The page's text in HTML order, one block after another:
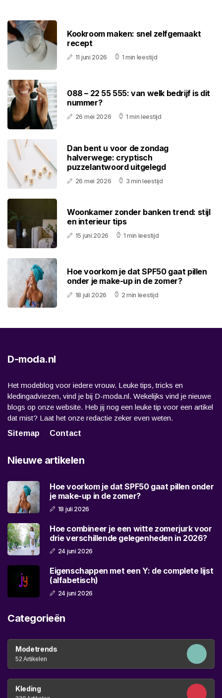
Kookroom maken: snel zelfgemaakt
recept
11 juni 2026 1 min leestijd
088 – 22 55 555: van welk bedrijf is dit
nummer?
26 mei 2026 1 min leestijd
Dan bent u voor de zondag
halverwege: cryptisch
puzzelantwoord uitgelegd
26 mei 2026 3 min leestijd
Woonkamer zonder banken trend: stijl
en interieur tips
15 juni 2026 1 min leestijd
Hoe voorkom je dat SPF50 gaat pillen
onder je make-up in de zomer?
18 juli 2026 2 min leestijd
D-moda.nl
Het modeblog voor iedere vrouw. Leuke tips, tricks en
kledingadviezen, vind je bij D-moda.nl. Wekelijks vind je nieuwe
blogs op onze website. Heb jij nog een leuke tip voor een artikel
dat mist? Laat het onze redactie zeker even weten.
Sitemap
Contact
Nieuwe artikelen
Hoe voorkom je dat SPF50 gaat pillen onder
je make-up in de zomer?
18 juli 2026
Hoe combineer je een witte zomerjurk voor
drie verschillende gelegenheden in 2026?
24 juni 2026
Eigenschappen met een Y: de complete lijst
(alfabetisch)
24 juni 2026
Categorieën
Modetrends
52 Artikelen
Kleding